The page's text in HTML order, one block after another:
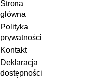
Strona
główna
Polityka
prywatności
Kontakt
Deklaracja
dostępności